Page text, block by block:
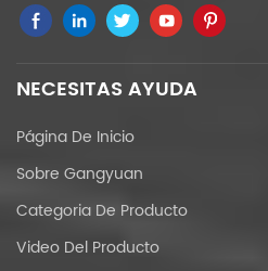
NECESITAS AYUDA
Página De Inicio
Sobre Gangyuan
Categoria De Producto
Video Del Producto